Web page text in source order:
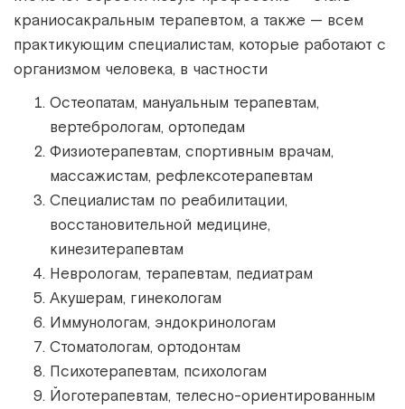
краниосакральным терапевтом, а также — всем
практикующим специалистам, которые работают с
организмом человека, в частности
Остеопатам, мануальным терапевтам,
вертебрологам, ортопедам
Физиотерапевтам, спортивным врачам,
массажистам, рефлексотерапевтам
Специалистам по реабилитации,
восстановительной медицине,
кинезитерапевтам
Неврологам, терапевтам, педиатрам
Акушерам, гинекологам
Иммунологам, эндокринологам
Стоматологам, ортодонтам
Психотерапевтам, психологам
Йоготерапевтам, телесно-ориентированным